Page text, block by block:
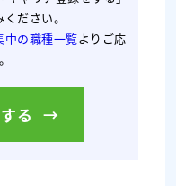
ださい。
中の職種一覧よりご応
る